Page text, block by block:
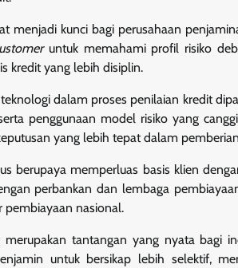
menjadi kunci bagi perusahaan
untuk memahami profil risiko
kredit yang lebih disiplin.
dalam proses penilaian kredit
penggunaan model risiko yang
yang lebih tepat dalam
berupaya memperluas basis klien
perbankan dan lembaga
pembiayaan nasional.
merupakan tantangan yang nyata bagi
untuk bersikap lebih selektif,